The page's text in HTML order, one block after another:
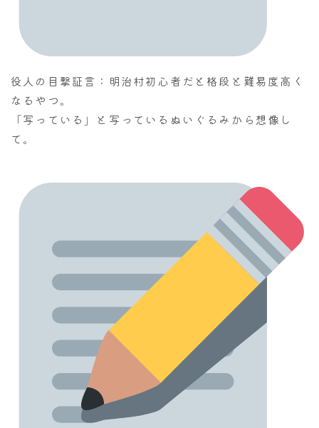
役人の目撃証言：明治村初心者だと格段と難易度高く
なるやつ。
「写っている」と写っているぬいぐるみから想像し
て。